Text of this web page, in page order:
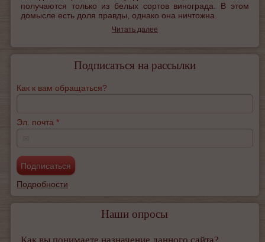
получаются только из белых сортов винограда. В этом
домысле есть доля правды, однако она ничтожна.
Читать далее
Подписаться на рассылки
Как к вам обращаться?
Эл. почта *
Подробности
Наши опросы
Как вы понимаете назначение данного сайта?